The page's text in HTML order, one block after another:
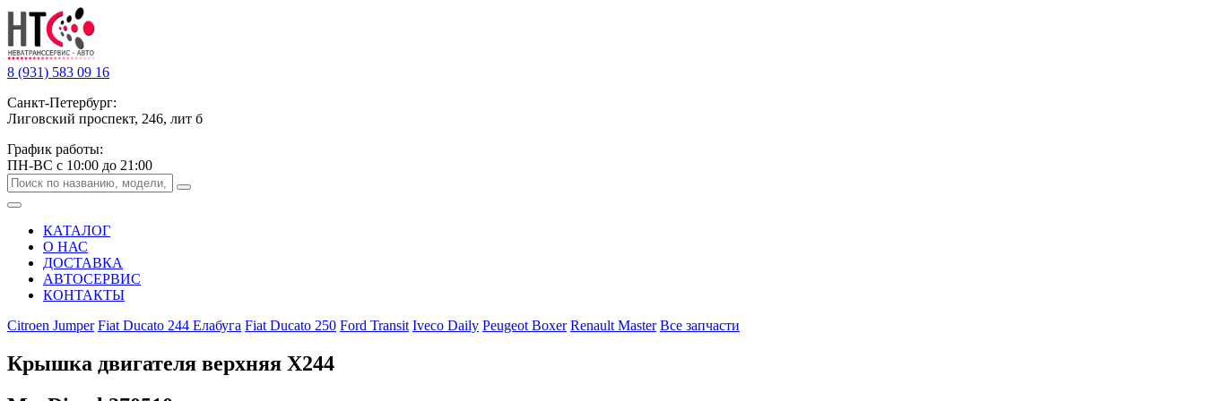
8 (931) 583 09 16
Санкт-Петербург:
Лиговский проспект, 246, лит б
График работы:
ПН-ВС с 10:00 до 21:00
КАТАЛОГ
О НАС
ДОСТАВКА
АВТОСЕРВИС
КОНТАКТЫ
Citroen Jumper Fiat Ducato 244 Елабуга Fiat Ducato 250 Ford Transit Iveco Daily Peugeot Boxer Renault Master Все запчасти
Крышка двигателя верхняя Х244